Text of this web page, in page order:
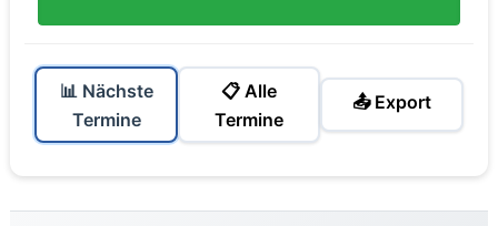
📊 Nächste
Termine
📋 Alle
Termine
📤 Export